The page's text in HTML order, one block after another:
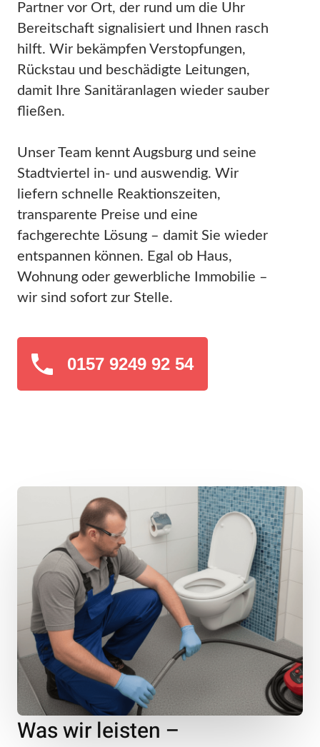
Partner vor Ort, der rund um die Uhr
Bereitschaft signalisiert und Ihnen rasch
hilft. Wir bekämpfen Verstopfungen,
Rückstau und beschädigte Leitungen,
damit Ihre Sanitäranlagen wieder sauber
fließen.
Unser Team kennt Augsburg und seine
Stadtviertel in- und auswendig. Wir
liefern schnelle Reaktionszeiten,
transparente Preise und eine
fachgerechte Lösung – damit Sie wieder
entspannen können. Egal ob Haus,
Wohnung oder gewerbliche Immobilie –
wir sind sofort zur Stelle.
0157 9249 92 54
Was wir leisten –